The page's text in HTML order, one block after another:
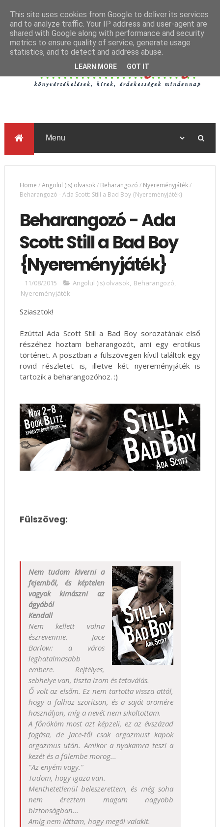
Home /Angolul (is) olvasok/ Beharangozó / Nyereményjáték/
Beharangozó - Ada Scott: Still a Bad Boy {Nyereményjáték}
Beharangozó - Ada
Scott: Still a Bad Boy
{Nyereményjáték}
11/08/2015 Angolul (is) olvasok, Beharangozó,
Nyereményjáték
Sziasztok!
Ezúttal Ada Scott Still a Bad Boy sorozatának első
részéhez hoztam beharangozót, ami egy erotikus
történet. A posztban a fülszövegen kívül találtok egy
rövid részletet is, illetve két nyereményjáték is
tartozik a beharangozóhoz. :)
Fülszöveg:
Nem tudom kiverni a
fejemből, és képtelen
vagyok kimászni az
ágyából
Kendall
Nem kellett volna
észrevennie. Jace
Barlow: a város
leghatalmasabb
embere. Rejtélyes,
sebhelye van, tiszta izom és tetoválás.
Ő volt az elsőm. Ez nem tartotta vissza attól,
hogy a falhoz szorítson, és a saját örömére
használjon, míg a nevét nem sikoltottam.
A főnököm most azt képzeli, ez az évszázad
fogása, de Jace-től csak orgazmust kapok
orgazmus után. Amikor a nyakamra teszi a
kezét és a fülembe morog...
"Az enyém vagy."
Tudom, hogy igaza van.
Menthetetlenül beleszerettem, és még soha
nem éreztem magam nagyobb
biztonságban...
Amíg nem láttam, hogy megöl valakit.
This site uses cookies from Google to deliver its services
and to analyze traffic. Your IP address and user-agent are
shared with Google along with performance and security
metrics to ensure quality of service, generate usage
statistics, and to detect and address abuse.
LEARN MORE GOT IT